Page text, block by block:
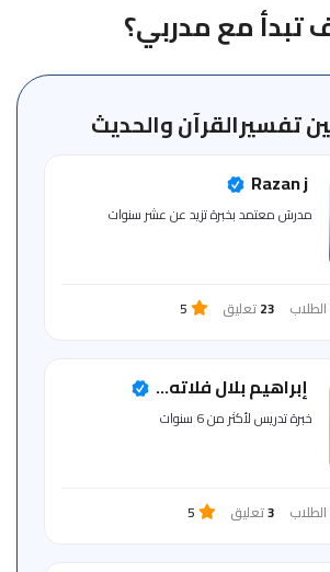
تبدأ مع مدربي؟
تفسيرالقرآن والحديث
Razan j
مدرسَ معتمد بخبرة تزيد عن عشر سنوات
الطلاب 23تعليق 5
إبراهيم بلال فلاته...
خبرة تدريس لأكثر من 6 سنوات
الطلاب 3تعليق 5